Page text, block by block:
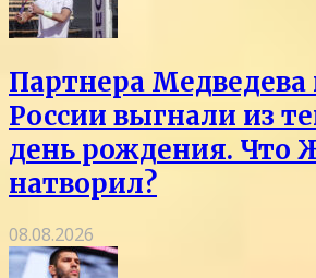
Партнера Медведева
России выгнали из
день рождения. Что
натворил?
08.08.2026